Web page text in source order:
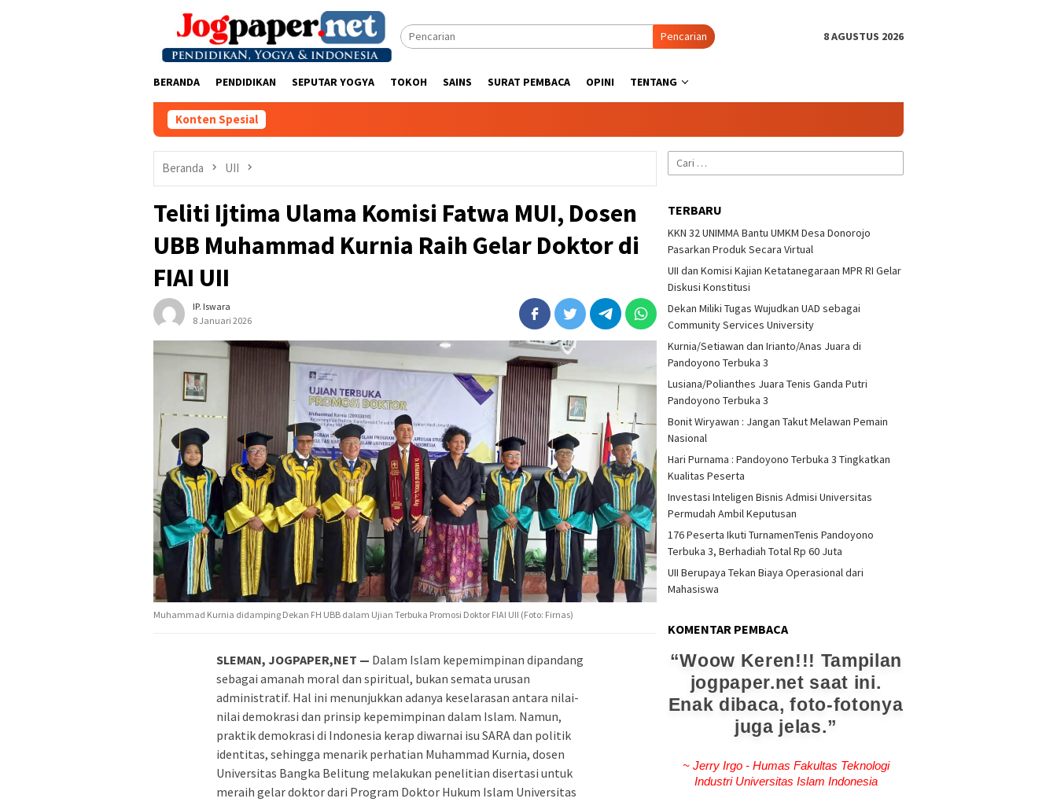
Pencarian 8 AGUSTUS 2026
BERANDA PENDIDIKAN SEPUTAR YOGYA TOKOH SAINS SURAT PEMBACA OPINI TENTANG
Konten Spesial
Beranda UII
Teliti Ijtima Ulama Komisi Fatwa MUI, Dosen
UBB Muhammad Kurnia Raih Gelar Doktor di
FIAI UII
IP. Iswara
8 Januari 2026
Muhammad Kurnia didamping Dekan FH UBB dalam Ujian Terbuka Promosi Doktor FIAI UII (Foto: Firnas)
SLEMAN, JOGPAPER,NET — Dalam Islam kepemimpinan dipandang
sebagai amanah moral dan spiritual, bukan semata urusan
administratif. Hal ini menunjukkan adanya keselarasan antara nilai-
nilai demokrasi dan prinsip kepemimpinan dalam Islam. Namun,
praktik demokrasi di Indonesia kerap diwarnai isu SARA dan politik
identitas, sehingga menarik perhatian Muhammad Kurnia, dosen
Universitas Bangka Belitung melakukan penelitian disertasi untuk
meraih gelar doktor dari Program Doktor Hukum Islam Universitas
Cari
untuk:
TERBARU
KKN 32 UNIMMA Bantu UMKM Desa Donorojo
Pasarkan Produk Secara Virtual
UII dan Komisi Kajian Ketatanegaraan MPR RI Gelar
Diskusi Konstitusi
Dekan Miliki Tugas Wujudkan UAD sebagai
Community Services University
Kurnia/Setiawan dan Irianto/Anas Juara di
Pandoyono Terbuka 3
Lusiana/Polianthes Juara Tenis Ganda Putri
Pandoyono Terbuka 3
Bonit Wiryawan : Jangan Takut Melawan Pemain
Nasional
Hari Purnama : Pandoyono Terbuka 3 Tingkatkan
Kualitas Peserta
Investasi Inteligen Bisnis Admisi Universitas
Permudah Ambil Keputusan
176 Peserta Ikuti TurnamenTenis Pandoyono
Terbuka 3, Berhadiah Total Rp 60 Juta
UII Berupaya Tekan Biaya Operasional dari
Mahasiswa
KOMENTAR PEMBACA
Woow Keren!!! Tampilan
jogpaper.net saat ini.
Enak dibaca, foto-fotonya
juga jelas.
~ Jerry Irgo - Humas Fakultas Teknologi
Industri Universitas Islam Indonesia